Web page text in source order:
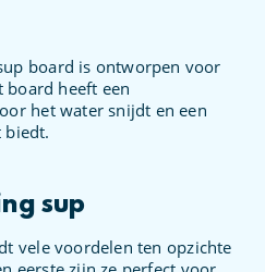
board is ontworpen voor
board heeft een
het water snijdt en een
biedt.
sup
vele voordelen ten opzichte